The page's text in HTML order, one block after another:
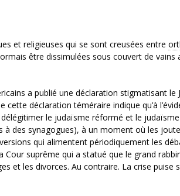
et religieuses qui se sont creusées entre
être dissimulées sous couvert de vains
a publié une déclaration stigmatisant
cette déclaration téméraire indique qu’à
le judaïsme réformé et le judaïsme
des synagogues), à un moment où les
qui alimentent périodiquement les
suprême qui a statué que le grand
et les divorces. Au contraire. La crise puise